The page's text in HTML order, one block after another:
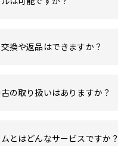
換や返品はできますか？
の取り扱いはありますか？
とはどんなサービスですか？